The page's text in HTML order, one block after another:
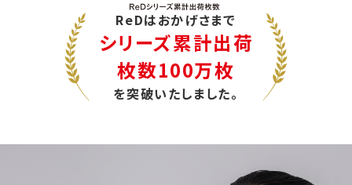
ReDはおかげさまで
シリーズ累計出荷
枚数100万枚
を突破いたしました。